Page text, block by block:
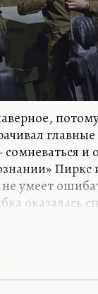
главные
и
Пиркс
умеет
оказалась
по мысли